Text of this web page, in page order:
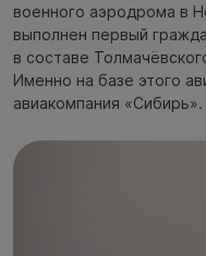
военного аэродрома в
выполнен первый
в составе
Именно на базе этого
авиакомпания «Сибирь».